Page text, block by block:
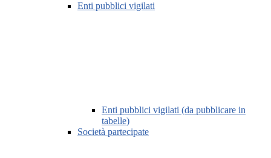
Enti pubblici vigilati
Enti pubblici vigilati (da pubblicare in
tabelle)
Società partecipate